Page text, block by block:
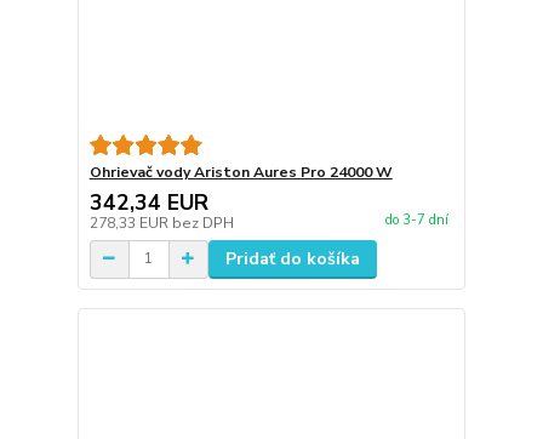
Ohrievač vody Ariston Aures Pro 24000 W
342,34 EUR
278,33 EUR bez DPH do 3-7 dní
Pridať do košíka